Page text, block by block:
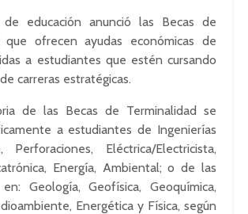
educación anunció las Becas de
que ofrecen ayudas económicas de
a estudiantes que estén cursando
carreras estratégicas.
de las Becas de Terminalidad se
a estudiantes de Ingenierías
Eléctrica/Electricista,
Energía, Ambiental; o de las
en: Geología, Geofísica, Geoquímica,
Energética y Física, según